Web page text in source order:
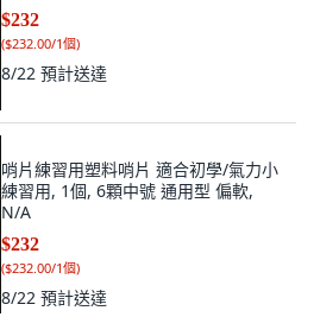
$232
($232.00/1個)
8/22 預計送達
哨片練習用塑料哨片 適合初學/氣力小
練習用, 1個, 6顆中號 通用型 偏軟,
N/A
$232
($232.00/1個)
8/22 預計送達